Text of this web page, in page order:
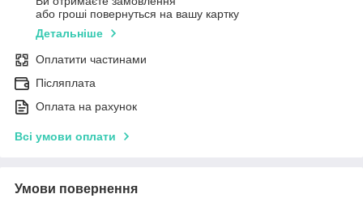
або гроші повернуться на вашу картку
Детальніше
Оплатити частинами
Післяплата
Оплата на рахунок
Всі умови оплати
Умови повернення